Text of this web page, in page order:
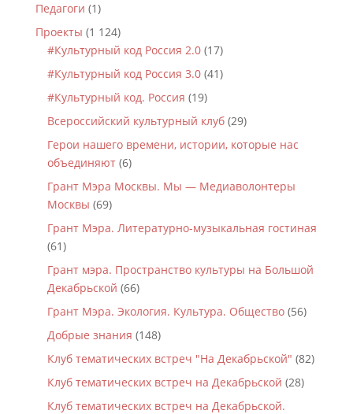
Педагоги (1)
Проекты (1 124)
#Культурный код Россия 2.0(17)
#Культурный код Россия 3.0(41)
#Культурный код. Россия (19)
Всероссийский культурный клуб(29)
Герои нашего времени, истории, которые нас
объединяют(6)
Грант Мэра Москвы. Мы — Медиаволонтеры
Москвы (69)
Грант Мэра. Литературно-музыкальная гостиная
(61)
Грант мэра. Пространство культуры на Большой
Декабрьской (66)
Грант Мэра. Экология. Культура. Общество(56)
Добрые знания (148)
Клуб тематических встреч "На Декабрьской" (82)
Клуб тематических встреч на Декабрьской (28)
Клуб тематических встреч на Декабрьской.